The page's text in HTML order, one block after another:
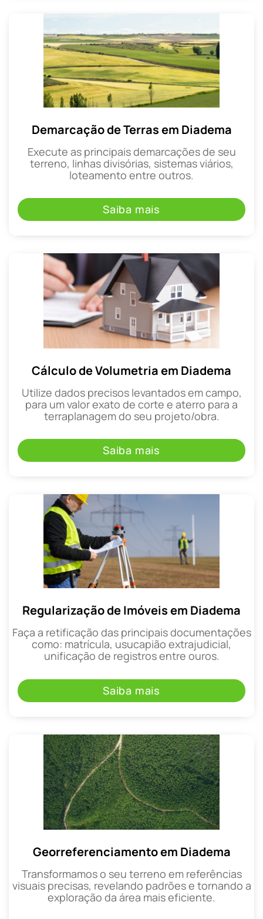
Demarcação de Terras em Diadema
Execute as principais demarcações de seu
terreno, linhas divisórias, sistemas viários,
loteamento entre outros.
Saiba mais
Cálculo de Volumetria em Diadema
Utilize dados precisos levantados em campo,
para um valor exato de corte e aterro para a
terraplanagem do seu projeto/obra.
Saiba mais
Regularização de Imóveis em Diadema
Faça a retificação das principais documentações
como: matrícula, usucapião extrajudicial,
unificação de registros entre ouros.
Saiba mais
Georreferenciamento em Diadema
Transformamos o seu terreno em referências
visuais precisas, revelando padrões e tornando a
exploração da área mais eficiente.